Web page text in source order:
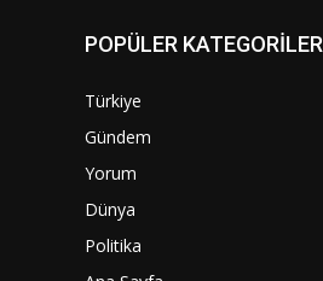
POPÜLER KATEGORİLER
Türkiye
Gündem
Yorum
Dünya
Politika